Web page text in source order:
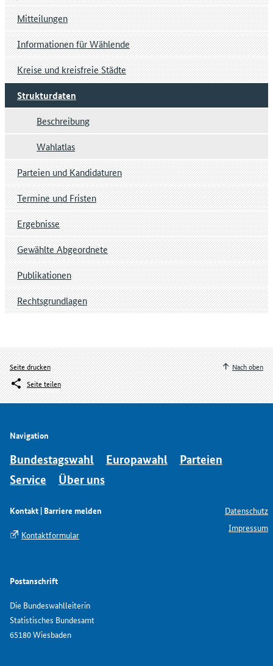
Mitteilungen
Informationen für Wählende
Kreise und kreisfreie Städte
Strukturdaten
Beschreibung
Wahlatlas
Parteien und Kandidaturen
Termine und Fristen
Ergebnisse
Gewählte Abgeordnete
Publikationen
Rechtsgrundlagen
Seite drucken
Seite teilen
Nach oben
Navigation
Bundestagswahl Europawahl
Parteien
Service
Über uns
Kontakt | Barriere melden
Kontaktformular
Postanschrift
Die Bundeswahlleiterin
Statistisches Bundesamt
65180 Wiesbaden
Datenschutz
Impressum